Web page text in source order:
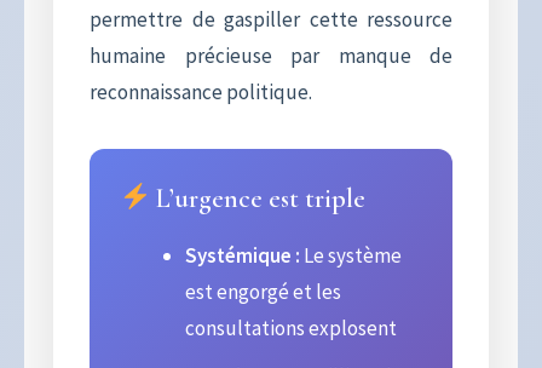
permettre de gaspiller cette ressource
humaine précieuse par manque de
reconnaissance politique.
L’urgence est triple
Systémique : Le système
est engorgé et les
consultations explosent